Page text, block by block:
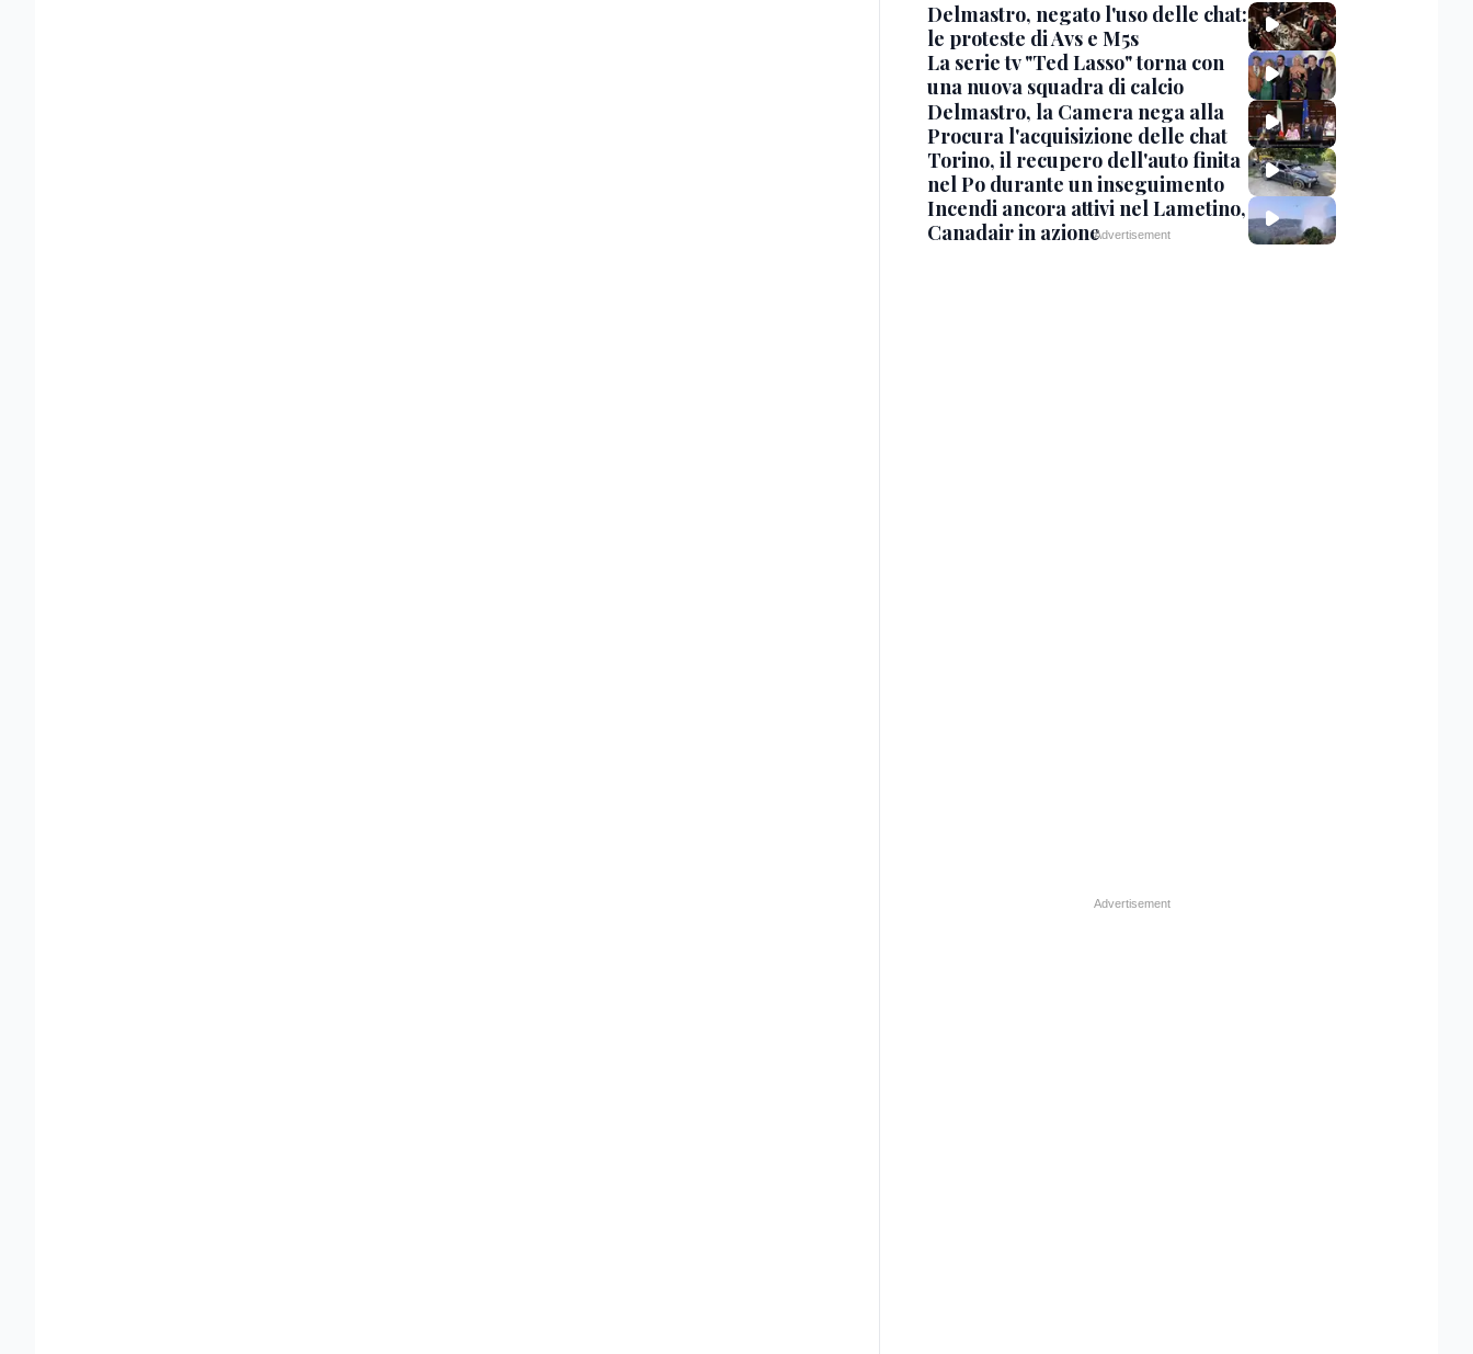
Delmastro, negato l'uso delle chat:
le proteste di Avs e M5s
La serie tv "Ted Lasso" torna con
una nuova squadra di calcio
Delmastro, la Camera nega alla
Procura l'acquisizione delle chat
Torino, il recupero dell'auto finita
nel Po durante un inseguimento
Incendi ancora attivi nel Lametino,
Canadair in azione